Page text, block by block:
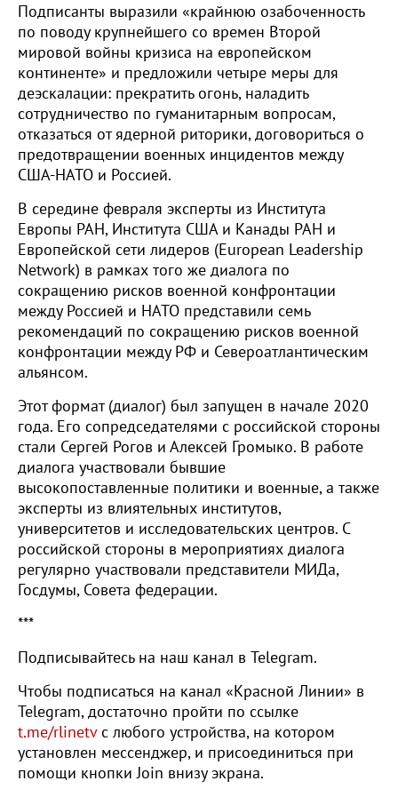
Подписанты выразили «крайнюю озабоченность
по поводу крупнейшего со времен Второй
мировой войны кризиса на европейском
континенте» и предложили четыре меры для
деэскалации: прекратить огонь, наладить
сотрудничество по гуманитарным вопросам,
отказаться от ядерной риторики, договориться о
предотвращении военных инцидентов между
США-НАТО и Россией.
В середине февраля эксперты из Института
Европы РАН, Института США и Канады РАН и
Европейской сети лидеров (European Leadership
Network) в рамках того же диалога по
сокращению рисков военной конфронтации
между Россией и НАТО представили семь
рекомендаций по сокращению рисков военной
конфронтации между РФ и Североатлантическим
альянсом.
Этот формат (диалог) был запущен в начале 2020
года. Его сопредседателями с российской стороны
стали Сергей Рогов и Алексей Громыко. В работе
диалога участвовали бывшие
высокопоставленные политики и военные, а также
эксперты из влиятельных институтов,
университетов и исследовательских центров. С
российской стороны в мероприятиях диалога
регулярно участвовали представители МИДа,
Госдумы, Совета федерации.
***
Подписывайтесь на наш канал в Telegram.
Чтобы подписаться на канал «Красной Линии» в
Telegram, достаточно пройти по ссылке
t.me/rlinetvс любого устройства, на котором
установлен мессенджер, и присоединиться при
помощи кнопки Join внизу экрана.